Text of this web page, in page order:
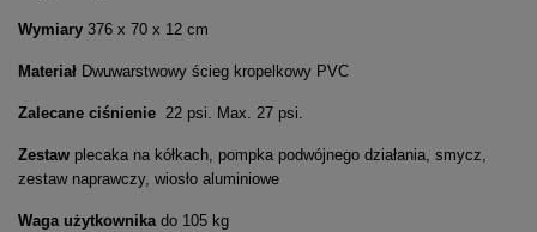
Wymiary 376 x 70 x 12 cm
Materiał Dwuwarstwowy ścieg kropelkowy PVC
Zalecane ciśnienie 22 psi. Max. 27 psi.
Zestaw plecaka na kółkach, pompka podwójnego działania, smycz,
zestaw naprawczy, wiosło aluminiowe
Waga użytkownikado 105 kg